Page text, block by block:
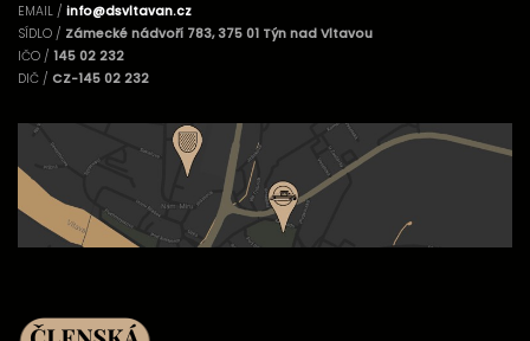
EMAIL / info@dsvltavan.cz
SÍDLO / Zámecké nádvoří 783, 375 01 Týn nad Vltavou
IČO / 145 02 232
DIČ / CZ-145 02 232